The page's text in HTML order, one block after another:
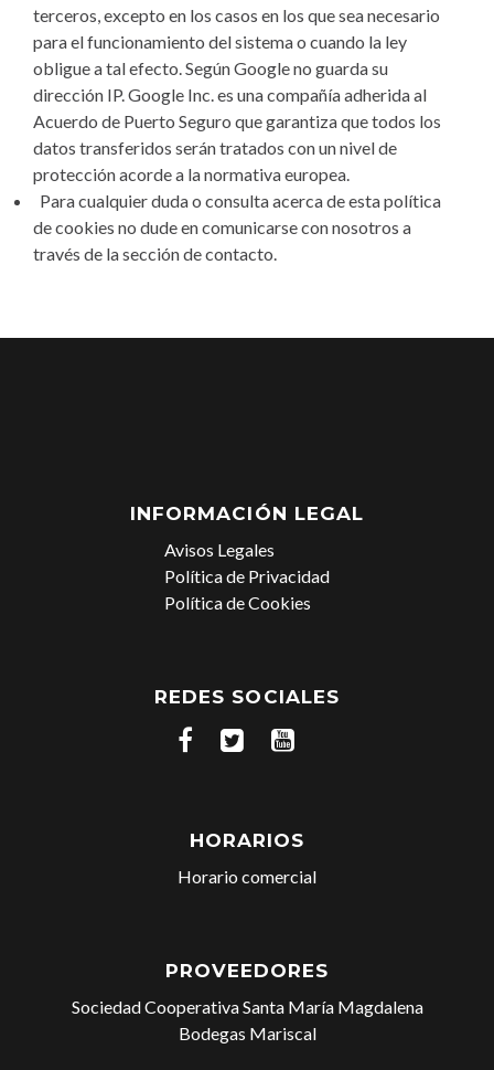
terceros, excepto en los casos en los que sea necesario
para el funcionamiento del sistema o cuando la ley
obligue a tal efecto. Según Google no guarda su
dirección IP. Google Inc. es una compañía adherida al
Acuerdo de Puerto Seguro que garantiza que todos los
datos transferidos serán tratados con un nivel de
protección acorde a la normativa europea.
Para cualquier duda o consulta acerca de esta política
de cookies no dude en comunicarse con nosotros a
través de la sección de contacto.
INFORMACIÓN LEGAL
Avisos Legales
Política de Privacidad
Política de Cookies
REDES SOCIALES
HORARIOS
Horario comercial
PROVEEDORES
Sociedad Cooperativa Santa María Magdalena
Bodegas Mariscal